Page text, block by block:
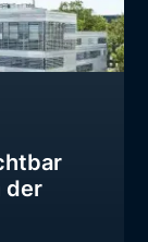
der